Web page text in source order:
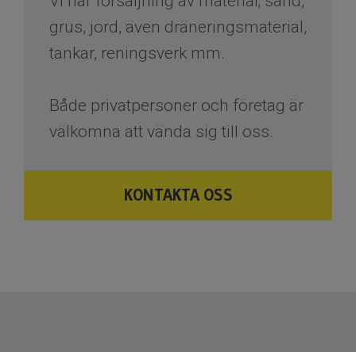
grus, jord, även dräneringsmaterial,
tankar, reningsverk mm.
Både privatpersoner och företag är
välkomna att vända sig till oss.
KONTAKTA OSS